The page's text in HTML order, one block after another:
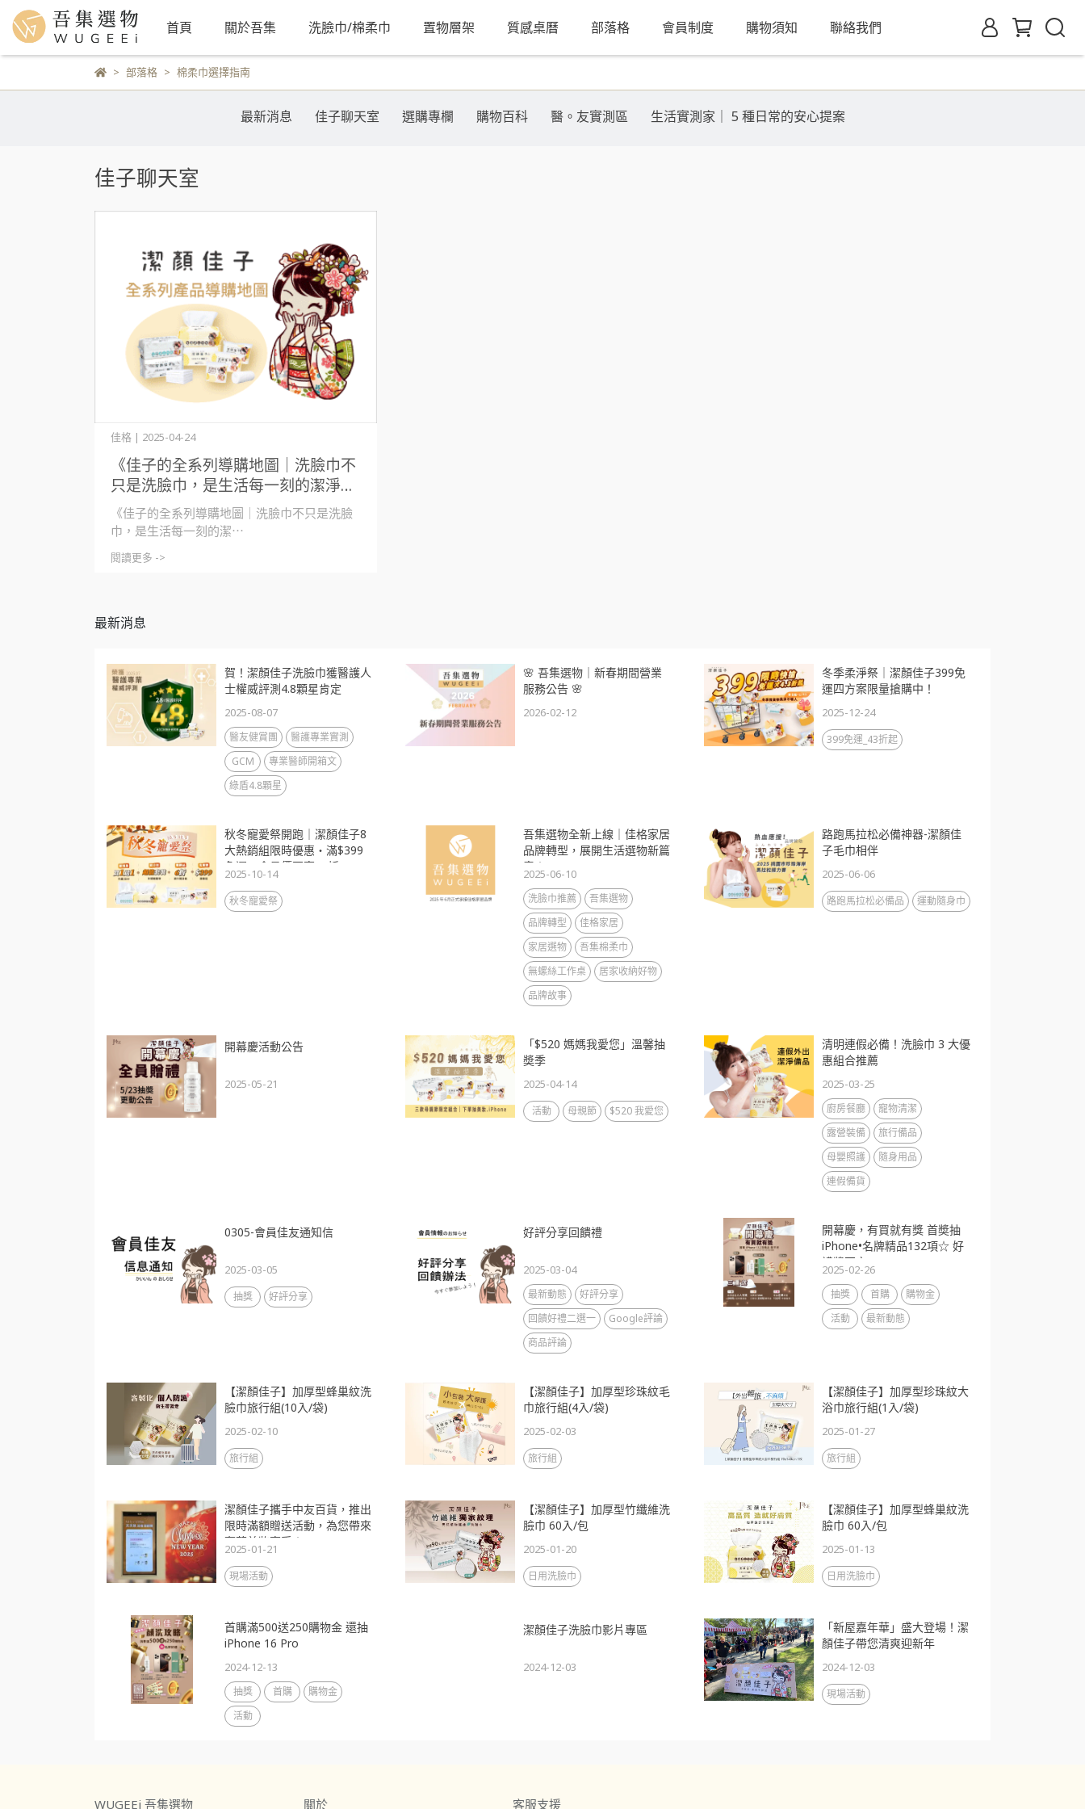
首頁 關於吾集 洗臉巾/棉柔巾 置物層架 質感桌曆 部落格 會員制度 購物須知 聯絡我們
部落格 棉柔巾選擇指南
最新消息 佳子聊天室 選購專欄 購物百科 醫。友實測區 生活實測家｜ 5 種日常的安心提案
佳子聊天室
《佳子的全系列導購地圖｜洗臉巾不
只是洗臉巾，是生活每一刻的潔淨儀
式》
佳格 | 2025-04-24
《佳子的全系列導購地圖｜洗臉巾不只是洗臉
巾，是生活每一刻的潔⋯
閱讀更多 ->
最新消息
賀！潔顏佳子洗臉巾獲醫護人
士權威評測4.8顆星肯定
2025-08-07
醫友健賞團
醫護專業實測
GCM
專業醫師開箱文
綠盾4.8顆星
🌸 吾集選物｜新春期間營業
服務公告 🌸
2026-02-12
冬季柔淨祭｜潔顏佳子399免
運四方案限量搶購中！
2025-12-24
399免運_43折起
秋冬寵愛祭開跑｜潔顏佳子8
大熱銷組限時優惠・滿$399
免運・會員價再享88折
2025-10-14
秋冬寵愛祭
吾集選物全新上線｜佳格家居
品牌轉型，展開生活選物新篇
章！
2025-06-10
洗臉巾推薦
吾集選物
品牌轉型
佳格家居
家居選物
吾集棉柔巾
無螺絲工作桌
居家收納好物
品牌故事
路跑馬拉松必備神器-潔顏佳
子毛巾相伴
2025-06-06
路跑馬拉松必備品 運動隨身巾
開幕慶活動公告
2025-05-21
「$520 媽媽我愛您」溫馨抽
奬季
2025-04-14
活動 母親節 $520 我愛您
清明連假必備！洗臉巾 3 大優
惠組合推薦
2025-03-25
廚房餐廳
寵物清潔
露營裝備
旅行備品
母嬰照護
隨身用品
連假備貨
0305-會員佳友通知信
2025-03-05
抽獎 好評分享
好評分享回饋禮
2025-03-04
最新動態
好評分享
回饋好禮二選一
Google評論
商品評論
開幕慶，有買就有獎 首奬抽
iPhone•名牌精品132項☆ 好
禮奬不完
2025-02-26
抽獎 首購
購物金
活動
最新動態
【潔顏佳子】加厚型蜂巢紋洗
臉巾旅行組(10入/袋)
2025-02-10
旅行組
【潔顏佳子】加厚型珍珠紋毛
巾旅行組(4入/袋)
2025-02-03
旅行組
【潔顏佳子】加厚型珍珠紋大
浴巾旅行組(1入/袋)
2025-01-27
旅行組
潔顏佳子攜手中友百貨，推出
限時滿額贈送活動，為您帶來
奢華美妝享受！
2025-01-21
現場活動
【潔顏佳子】加厚型竹纖維洗
臉巾 60入/包
2025-01-20
日用洗臉巾
【潔顏佳子】加厚型蜂巢紋洗
臉巾 60入/包
2025-01-13
日用洗臉巾
首購滿500送250購物金 還抽
iPhone 16 Pro
2024-12-13
抽獎 首購
購物金
活動
潔顏佳子洗臉巾影片專區
2024-12-03
「新屋嘉年華」盛大登場！潔
顏佳子帶您清爽迎新年
2024-12-03
現場活動
WUGEEi 吾集選物 關於 客服支援